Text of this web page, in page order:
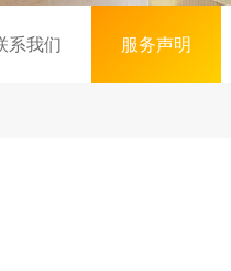
系我们 服务声明